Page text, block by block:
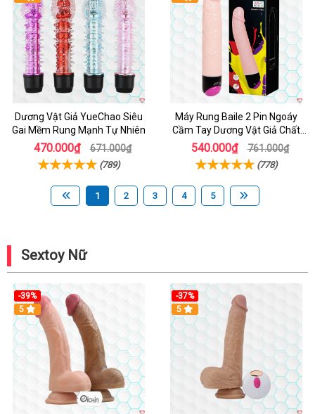
Dương Vật Giả YueChao Siêu
Gai Mềm Rung Mạnh Tự Nhiên
470.000₫ 671.000₫
(789)
Máy Rung Baile 2 Pin Ngoáy
Cầm Tay Dương Vật Giả Chất
Lượng
540.000₫ 761.000₫
(778)
1 2 3 4 5
Sextoy Nữ
-39%
Hot
5
-37%
5